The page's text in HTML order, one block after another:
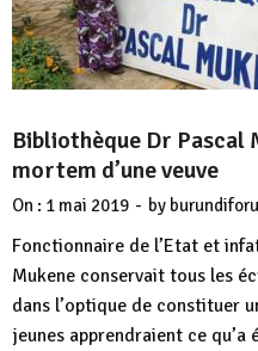
Bibliothèque Dr Pascal
mortem d’une veuve
On : 1 mai 2019 - by
Fonctionnaire de l’Etat et
Mukene conservait tous les
dans l’optique de constituer
jeunes apprendraient ce